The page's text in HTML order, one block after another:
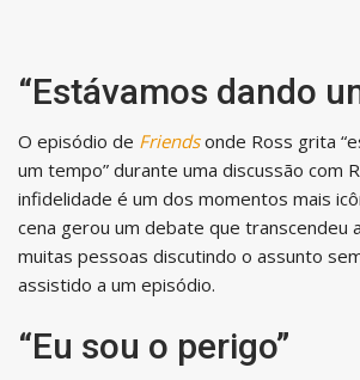
“Estávamos dando
O episódio de Friendsonde Ross grita
um tempo” durante uma discussão com
infidelidade é um dos momentos mais
cena gerou um debate que transcendeu
muitas pessoas discutindo o assunto
assistido a um episódio.
“Eu sou o perigo”